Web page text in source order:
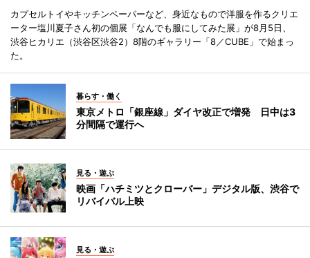
カプセルトイやキッチンペーパーなど、身近なもので洋服を作るクリエ
ーター塩川夏子さん初の個展「なんでも服にしてみた展」が8月5日、
渋谷ヒカリエ（渋谷区渋谷2）8階のギャラリー「8／CUBE」で始まっ
た。
暮らす・働く
東京メトロ「銀座線」ダイヤ改正で増発 日中は3
分間隔で運行へ
見る・遊ぶ
映画「ハチミツとクローバー」デジタル版、渋谷で
リバイバル上映
見る・遊ぶ